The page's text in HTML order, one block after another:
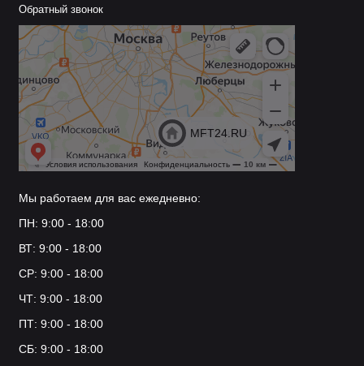
Обратный звонок
Мы работаем для вас ежедневно:
ПН: 9:00 - 18:00
ВТ: 9:00 - 18:00
СР: 9:00 - 18:00
ЧТ: 9:00 - 18:00
ПТ: 9:00 - 18:00
СБ: 9:00 - 18:00